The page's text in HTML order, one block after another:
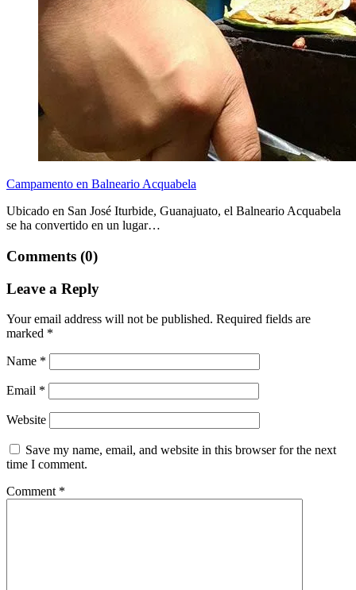
Campamento en Balneario Acquabela
Ubicado en San José Iturbide, Guanajuato, el Balneario Acquabela
se ha convertido en un lugar…
Comments (0)
Leave a Reply
Your email address will not be published. Required fields are
marked *
Name *
Email *
Website
Save my name, email, and website in this browser for the next
time I comment.
Comment *